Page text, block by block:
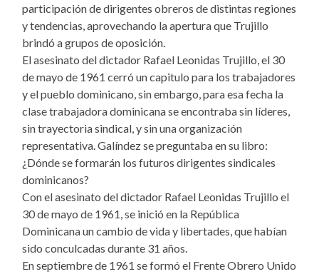
participación de dirigentes obreros de distintas regiones
y tendencias, aprovechando la apertura que Trujillo
brindó a grupos de oposición.
El asesinato del dictador Rafael Leonidas Trujillo, el 30
de mayo de 1961 cerró un capitulo para los trabajadores
y el pueblo dominicano, sin embargo, para esa fecha la
clase trabajadora dominicana se encontraba sin líderes,
sin trayectoria sindical, y sin una organización
representativa. Galíndez se preguntaba en su libro:
¿Dónde se formarán los futuros dirigentes sindicales
dominicanos?
Con el asesinato del dictador Rafael Leonidas Trujillo el
30 de mayo de 1961, se inició en la República
Dominicana un cambio de vida y libertades, que habían
sido conculcadas durante 31 años.
En septiembre de 1961 se formó el Frente Obrero Unido